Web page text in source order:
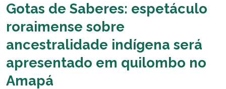
Gotas de Saberes: espetáculo
roraimense sobre
ancestralidade indígena será
apresentado em quilombo no
Amapá